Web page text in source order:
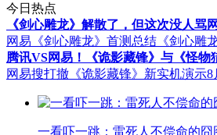
今日热点
《剑心雕龙》解散了，但这次没人骂
网易《剑心雕龙》首测总结 《剑心雕
腾讯VS网易！《诡影藏锋》与《怪物
网易搜打撤《诡影藏锋》新实机演示8
一看吓一跳：雷死人不偿命的囧